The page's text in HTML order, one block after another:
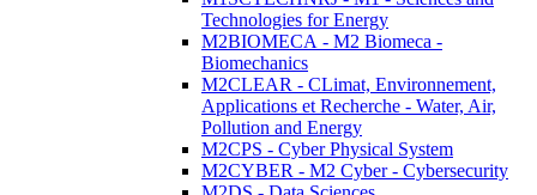
Technologies for Energy
M2BIOMECA - M2 Biomeca -
Biomechanics
M2CLEAR - CLimat, Environnement,
Applications et Recherche - Water, Air,
Pollution and Energy
M2CPS - Cyber Physical System
M2CYBER - M2 Cyber - Cybersecurity